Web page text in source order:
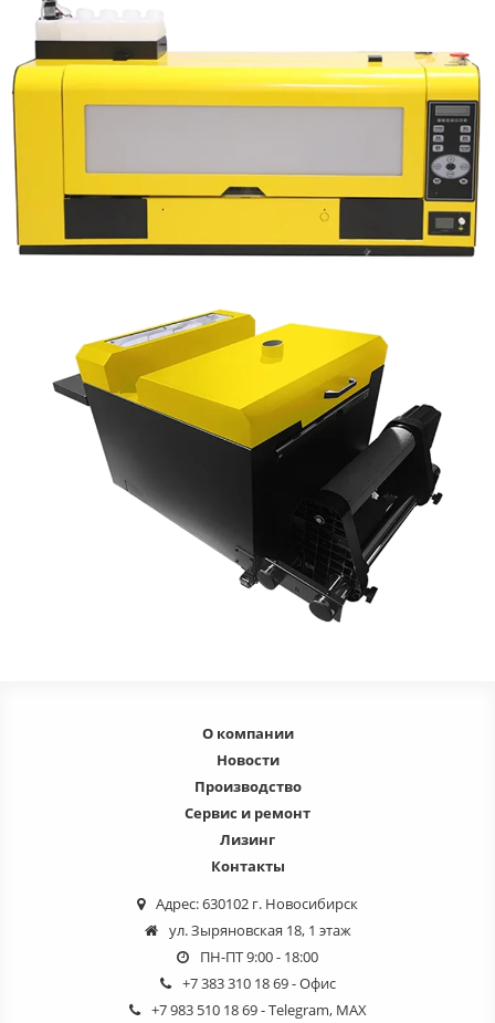
О компании
Новости
Производство
Сервис и ремонт
Лизинг
Контакты
Адрес: 630102 г. Новосибирск
ул. Зыряновская 18, 1 этаж
ПН-ПТ 9:00 - 18:00
+7 383 310 18 69- Офис
+7 983 510 18 69- Telegram, MAX